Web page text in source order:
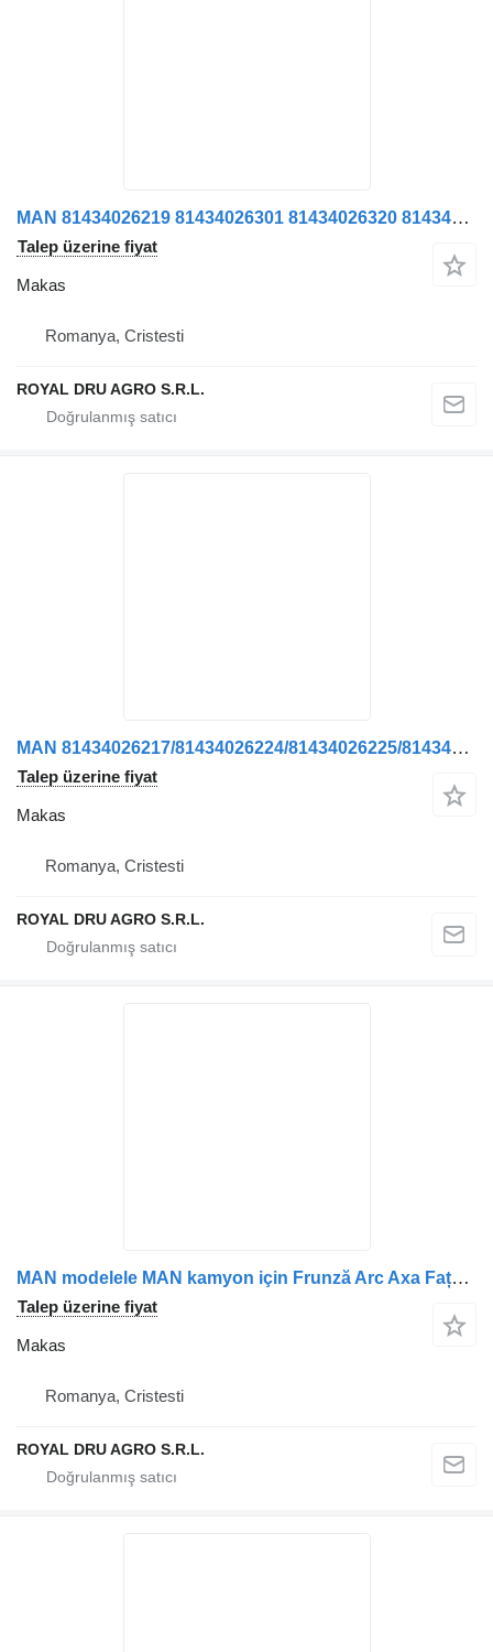
MAN 81434026219 81434026301 81434026320 81434026302 81434026220 kamyon için Arc lamelar axă față stânga makas
Talep üzerine fiyat
Makas
Romanya, Cristesti
ROYAL DRU AGRO S.R.L.
MAN 81434026217/81434026224/81434026225/81434026185 kamyon için Arc Lamela Axa Față Stânga 81434026217/81434026224/81434026225/8 makas
Talep üzerine fiyat
Makas
Romanya, Cristesti
ROYAL DRU AGRO S.R.L.
MAN modelele MAN kamyon için Frunză Arc Axa Față Stânga 85434026020 / 85434026021 / 854340260 makas
Talep üzerine fiyat
Makas
Romanya, Cristesti
ROYAL DRU AGRO S.R.L.